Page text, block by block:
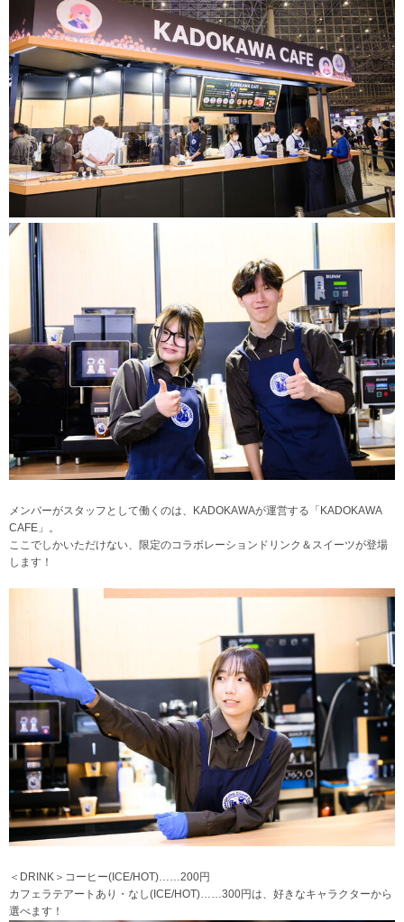
メンバーがスタッフとして働くのは、KADOKAWAが運営する「KADOKAWA
CAFE」。
ここでしかいただけない、限定のコラボレーションドリンク＆スイーツが登場
します！
＜DRINK＞コーヒー(ICE/HOT)……200円
カフェラテアートあり・なし(ICE/HOT)……300円は、好きなキャラクターから
選べます！